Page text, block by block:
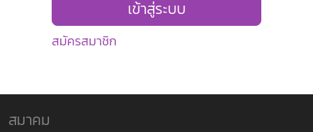
เข้าสู่ระบบ
สมัครสมาชิก
สมาคม